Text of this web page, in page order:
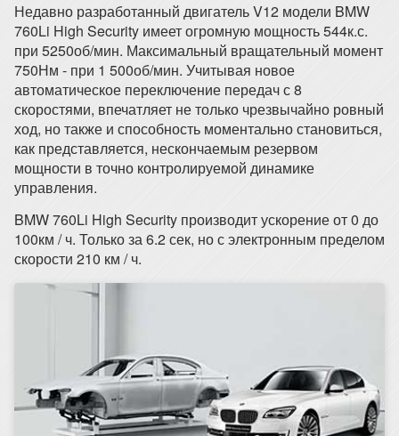
Недавно разработанный двигатель V12 модели BMW
760Li High Security имеет огромную мощность 544к.с.
при 5250об/мин. Максимальный вращательный момент
750Нм - при 1 500об/мин. Учитывая новое
автоматическое переключение передач с 8
скоростями, впечатляет не только чрезвычайно ровный
ход, но также и способность моментально становиться,
как представляется, нескончаемым резервом
мощности в точно контролируемой динамике
управления.
BMW 760Li High Security производит ускорение от 0 до
100км / ч. Только за 6.2 сек, но с электронным пределом
скорости 210 км / ч.